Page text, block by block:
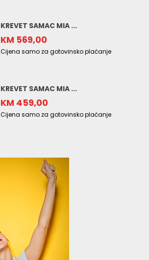
KREVET SAMAC MIA ...
KM 569,00
Cijena samo za gotovinsko plaćanje
KREVET SAMAC MIA ...
KM 459,00
Cijena samo za gotovinsko plaćanje